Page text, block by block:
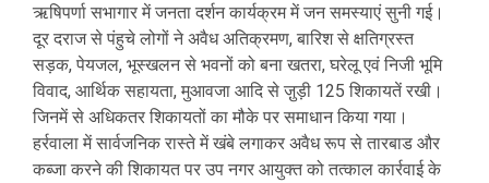
ऋषिपर्णा सभागार में जनता दर्शन कार्यक्रम में जन समस्याएं सुनी गई।
दूर दराज से पंहुचे लोगों ने अवैध अतिक्रमण, बारिश से क्षतिग्रस्त
सड़क, पेयजल, भूस्खलन से भवनों को बना खतरा, घरेलू एवं निजी भूमि
विवाद, आर्थिक सहायता, मुआवजा आदि से जु़ड़ी 125 शिकायतें रखी।
जिनमें से अधिकतर शिकायतों का मौके पर समाधान किया गया।
हर्रवाला में सार्वजनिक रास्ते में खंबे लगाकर अवैध रूप से तारबाड और
कब्जा करने की शिकायत पर उप नगर आयुक्त को तत्काल कार्रवाई के